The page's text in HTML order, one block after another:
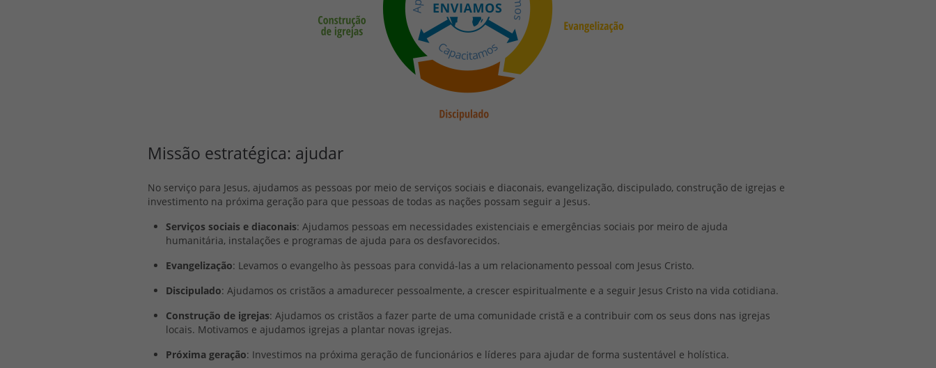
Missão estratégica: ajudar
No serviço para Jesus, ajudamos as pessoas por meio de serviços sociais e diaconais, evangelização, discipulado, construção de igrejas e
investimento na próxima geração para que pessoas de todas as nações possam seguir a Jesus.
Serviços sociais e diaconais: Ajudamos pessoas em necessidades existenciais e emergências sociais por meiro de ajuda
humanitária, instalações e programas de ajuda para os desfavorecidos.
Evangelização: Levamos o evangelho às pessoas para convidá-las a um relacionamento pessoal com Jesus Cristo.
Discipulado: Ajudamos os cristãos a amadurecer pessoalmente, a crescer espiritualmente e a seguir Jesus Cristo na vida cotidiana.
Construção de igrejas: Ajudamos os cristãos a fazer parte de uma comunidade cristã e a contribuir com os seus dons nas igrejas
locais. Motivamos e ajudamos igrejas a plantar novas igrejas.
Próxima geração: Investimos na próxima geração de funcionários e líderes para ajudar de forma sustentável e holística.